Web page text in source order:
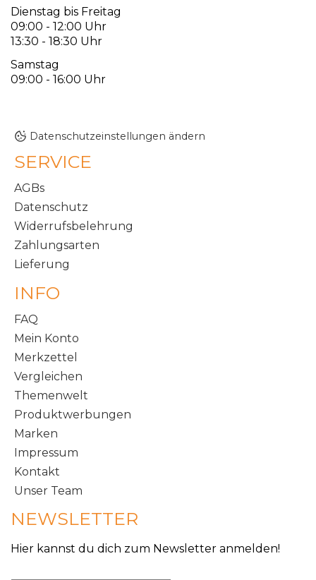
Dienstag bis Freitag
09:00 - 12:00 Uhr
13:30 - 18:30 Uhr
Samstag
09:00 - 16:00 Uhr
Datenschutzeinstellungen ändern
SERVICE
AGBs
Datenschutz
Widerrufsbelehrung
Zahlungsarten
Lieferung
INFO
FAQ
Mein Konto
Merkzettel
Vergleichen
Themenwelt
Produktwerbungen
Marken
Impressum
Kontakt
Unser Team
NEWSLETTER
Hier kannst du dich zum Newsletter anmelden!